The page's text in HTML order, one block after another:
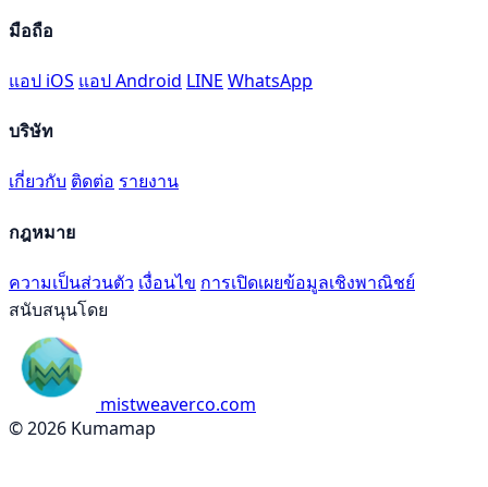
มือถือ
แอป iOS แอป Android LINE WhatsApp
บริษัท
เกี่ยวกับ ติดต่อ รายงาน
กฎหมาย
ความเป็นส่วนตัว เงื่อนไข การเปิดเผยข้อมูลเชิงพาณิชย์
สนับสนุนโดย
mistweaverco.com
© 2026 Kumamap